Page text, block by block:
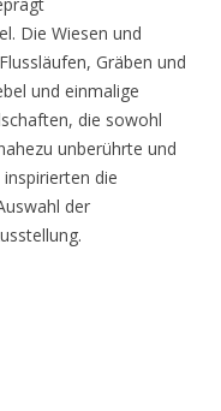
Die Wiesen und
Gräben und
und einmalige
die sowohl
unberührte und
die
der